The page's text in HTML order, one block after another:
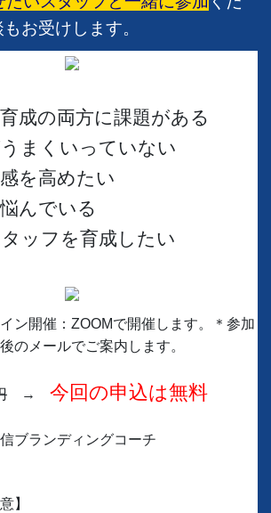
お受けします。
成の両方に課題がある
まくいっていない
を高めたい
んでいる
ッフを育成したい
ン開催：ZOOMで開催します。＊参加
のメールでご案内します。
→ 今回の申込は無料
ブランディングコーチ
】